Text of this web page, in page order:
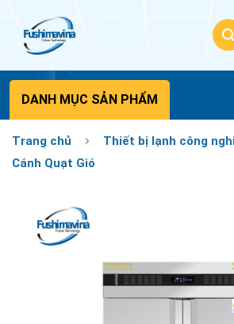
DANH MỤC SẢN PHẨM
Trang chủ Thiết bị lạnh công
Cánh Quạt Gió